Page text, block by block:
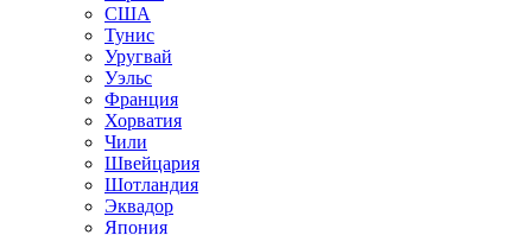
США
Тунис
Уругвай
Уэльс
Франция
Хорватия
Чили
Швейцария
Шотландия
Эквадор
Япония